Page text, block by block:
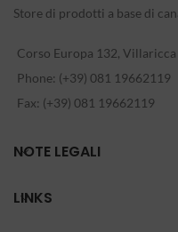
Store di prodotti a base di
Corso Europa 132, Villaricca
Phone: (+39) 081 19662119
Fax: (+39) 081 19662119
NOTE LEGALI
LINKS